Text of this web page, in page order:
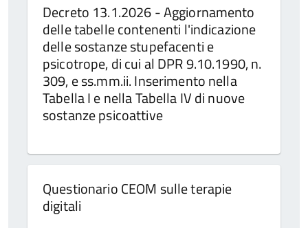
Decreto 13.1.2026 - Aggiornamento
delle tabelle contenenti l'indicazione
delle sostanze stupefacenti e
psicotrope, di cui al DPR 9.10.1990, n.
309, e ss.mm.ii. Inserimento nella
Tabella I e nella Tabella IV di nuove
sostanze psicoattive
Questionario CEOM sulle terapie
digitali